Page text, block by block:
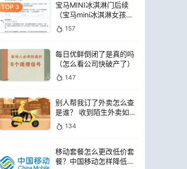
宝马MINI冰淇淋门后续
（宝马mini冰淇淋女孩员
工）157
每日优鲜倒闭了是真的吗
（怎么看公司快破产了）
147
别人帮我订了外卖怎么查
是谁？ 收到陌生外卖如何
查询是谁点的
134
移动套餐怎么更改低价套
餐？中国移动怎样降低套